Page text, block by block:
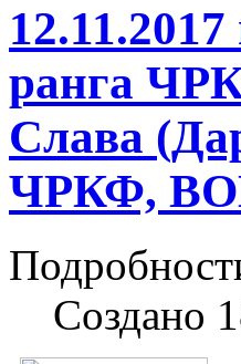
ранга
Слава
ЧРКФ,
Создано